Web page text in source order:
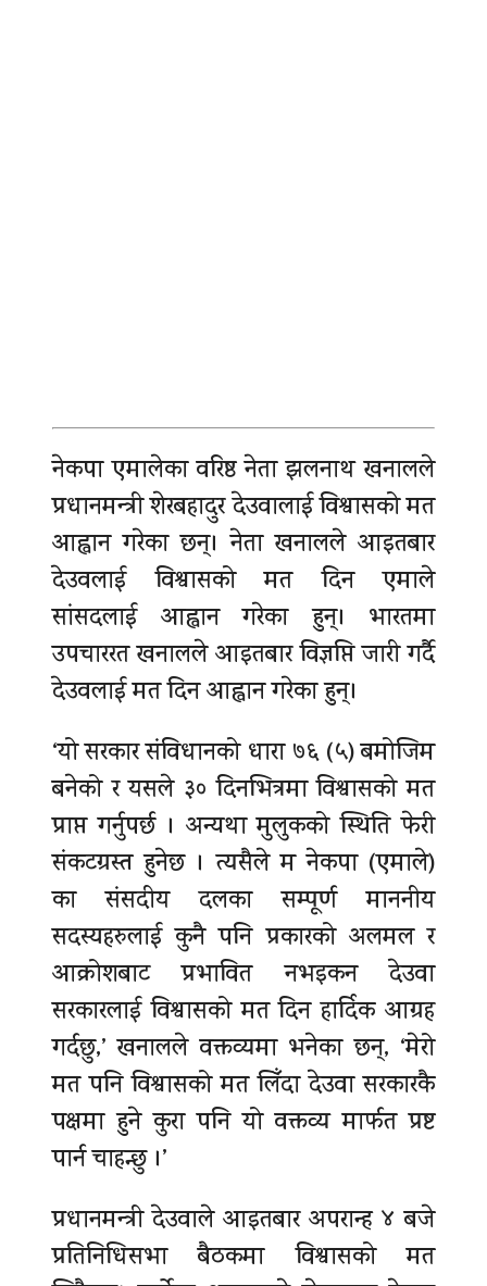
नेकपा एमालेका वरिष्ठ नेता झलनाथ खनालले
प्रधानमन्त्री शेरबहादुर देउवालाई विश्वासको मत
आह्वान गरेका छन्। नेता खनालले आइतबार
देउवलाई विश्वासको मत दिन एमाले
सांसदलाई आह्वान गरेका हुन्। भारतमा
उपचाररत खनालले आइतबार विज्ञप्ति जारी गर्दै
देउवलाई मत दिन आह्वान गरेका हुन्।
‘यो सरकार संविधानको धारा ७६ (५) बमोजिम
बनेको र यसले ३० दिनभित्रमा विश्वासको मत
प्राप्त गर्नुपर्छ । अन्यथा मुलुकको स्थिति फेरी
संकटग्रस्त हुनेछ । त्यसैले म नेकपा (एमाले)
का संसदीय दलका सम्पूर्ण माननीय
सदस्यहरुलाई कुनै पनि प्रकारको अलमल र
आक्रोशबाट प्रभावित नभइकन देउवा
सरकारलाई विश्वासको मत दिन हार्दिक आग्रह
गर्दछु,’ खनालले वक्तव्यमा भनेका छन्, ‘मेरो
मत पनि विश्वासको मत लिँदा देउवा सरकारकै
पक्षमा हुने कुरा पनि यो वक्तव्य मार्फत प्रष्ट
पार्न चाहन्छु ।’
प्रधानमन्त्री देउवाले आइतबार अपरान्ह ४ बजे
प्रतिनिधिसभा बैठकमा विश्वासको मत